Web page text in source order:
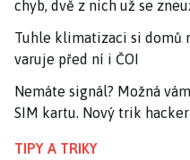
chyb, dvě z nich už se
Tuhle klimatizaci si domů
varuje před ní i ČOI
Nemáte signál? Možná
SIM kartu. Nový trik
TIPY A TRIKY